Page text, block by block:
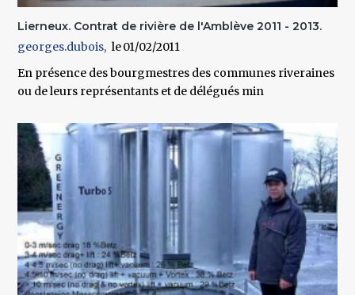
Lierneux. Contrat de rivière de l'Amblève 2011 - 2013.
georges.dubois
01/02/2011
En présence des bourgmestres des communes riveraines
ou de leurs représentants et de délégués min